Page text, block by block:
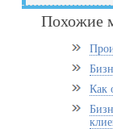
Похожие
Как